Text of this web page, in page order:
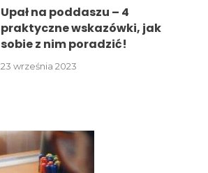
Upał na poddaszu – 4
praktyczne wskazówki, jak
sobie z nim poradzić!
23 września 2023